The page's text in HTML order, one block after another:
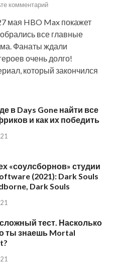
комментарий
мая HBO Max покажет
все главные
Фанаты ждали
очень долго!
который закончился
в Days Gone найти все
и как их победить
«соулсборнов» студии
(2021): Dark Souls
Dark Souls
тест. Насколько
ты знаешь Mortal